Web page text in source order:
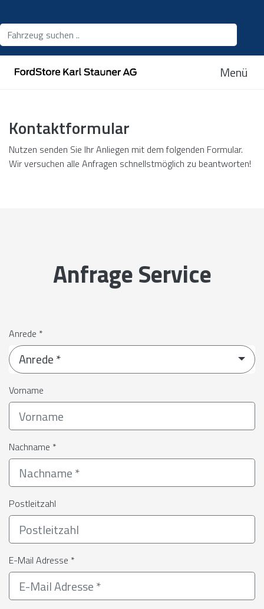
Menü
Kontaktformular
Nutzen senden Sie Ihr Anliegen mit dem folgenden Formular.
Wir versuchen alle Anfragen schnellstmöglich zu beantworten!
Anfrage Service
Anrede *
Anrede *
Vorname
Nachname *
Postleitzahl
E-Mail Adresse *